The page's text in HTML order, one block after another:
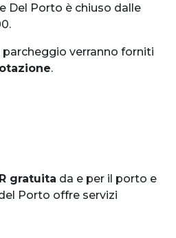
Del Porto è chiuso dalle
verranno forniti
.
gratuita da e per il porto e
Porto offre servizi